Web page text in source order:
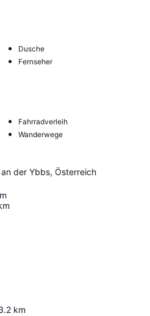
Dusche
Fernseher
Fahrradverleih
Wanderwege
der Ybbs, Österreich
km